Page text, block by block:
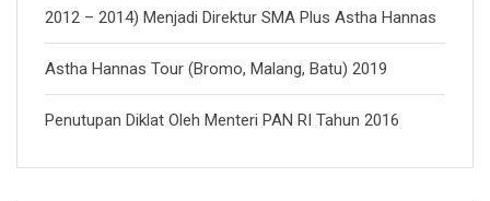
2012 – 2014) Menjadi Direktur SMA Plus Astha Hannas
Astha Hannas Tour (Bromo, Malang, Batu) 2019
Penutupan Diklat Oleh Menteri PAN RI Tahun 2016